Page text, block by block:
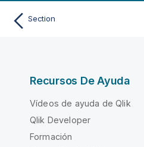
Section
Recursos De Ayuda
Vídeos de ayuda de Qlik
Qlik Developer
Formación